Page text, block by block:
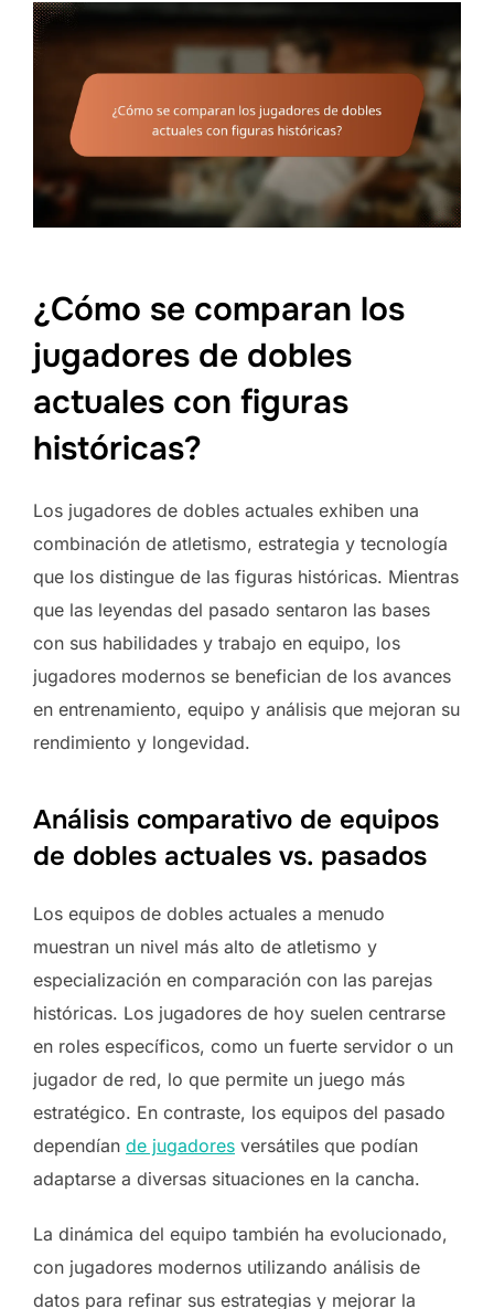
¿Cómo se comparan los
jugadores de dobles
actuales con figuras
históricas?
Los jugadores de dobles actuales exhiben una
combinación de atletismo, estrategia y tecnología
que los distingue de las figuras históricas. Mientras
que las leyendas del pasado sentaron las bases
con sus habilidades y trabajo en equipo, los
jugadores modernos se benefician de los avances
en entrenamiento, equipo y análisis que mejoran su
rendimiento y longevidad.
Análisis comparativo de equipos
de dobles actuales vs. pasados
Los equipos de dobles actuales a menudo
muestran un nivel más alto de atletismo y
especialización en comparación con las parejas
históricas. Los jugadores de hoy suelen centrarse
en roles específicos, como un fuerte servidor o un
jugador de red, lo que permite un juego más
estratégico. En contraste, los equipos del pasado
dependían de jugadores versátiles que podían
adaptarse a diversas situaciones en la cancha.
La dinámica del equipo también ha evolucionado,
con jugadores modernos utilizando análisis de
datos para refinar sus estrategias y mejorar la